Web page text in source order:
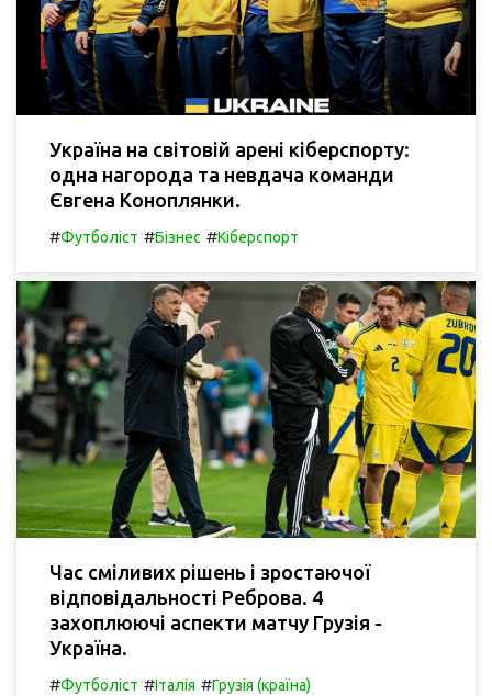
Україна на світовій арені кіберспорту:
одна нагорода та невдача команди
Євгена Коноплянки.
#Футболіст #Бізнес #Кіберспорт
Час сміливих рішень і зростаючої
відповідальності Реброва. 4
захоплюючі аспекти матчу Грузія -
Україна.
#Футболіст #Італія #Грузія (країна)